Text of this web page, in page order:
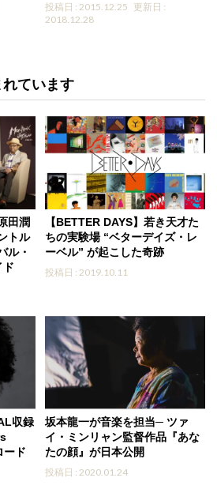
投稿日 : 2015.12.25 更新日 :
2018.12.28
ています
田潤
トル
ル・
ド
【BETTER DAYS】若き天才た
ちの実験場 “ベターデイズ・レ
ーベル” が起こした奇跡
投稿日 : 2019.10.11
収録
ード
坂本龍一が音楽を担当─ ツァ
イ・ミンリャン監督作品『あな
たの顔』が日本公開
投稿日 : 2020.01.24